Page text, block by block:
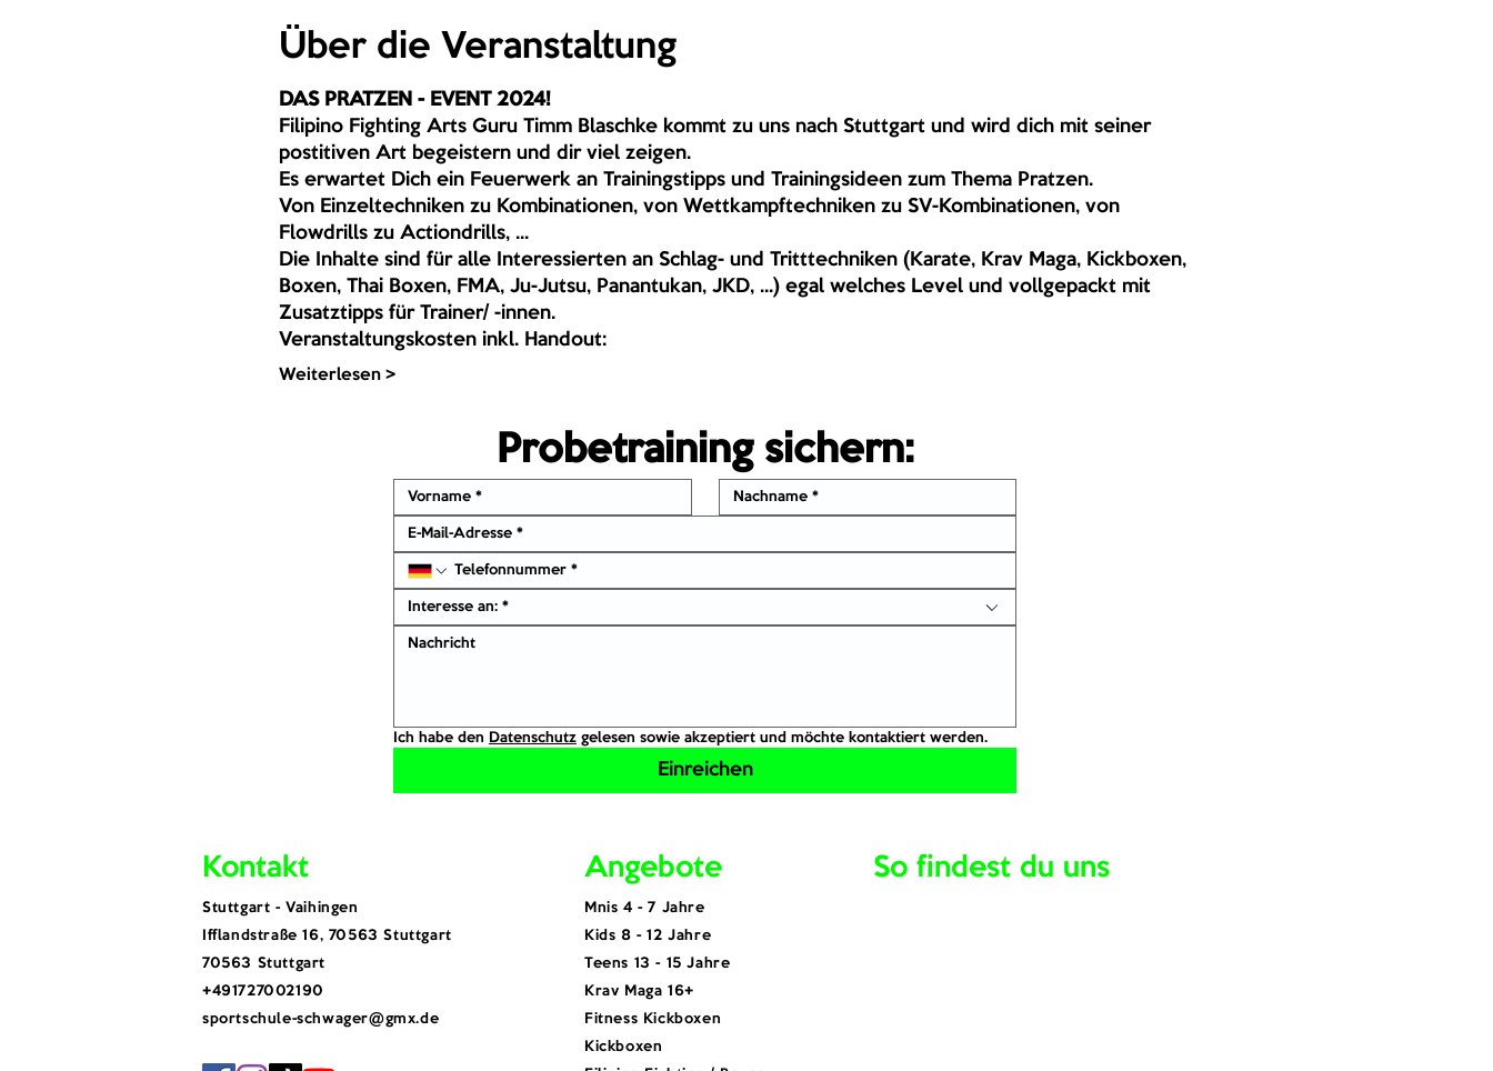
Über die Veranstaltung
DAS PRATZEN - EVENT 2024!
Filipino Fighting Arts Guru Timm Blaschke kommt zu uns nach Stuttgart und wird dich mit seiner
postitiven Art begeistern und dir viel zeigen.
Es erwartet Dich ein Feuerwerk an Trainingstipps und Trainingsideen zum Thema Pratzen.
Von Einzeltechniken zu Kombinationen, von Wettkampftechniken zu SV-Kombinationen, von
Flowdrills zu Actiondrills, ...
Die Inhalte sind für alle Interessierten an Schlag- und Tritttechniken (Karate, Krav Maga, Kickboxen,
Boxen, Thai Boxen, FMA, Ju-Jutsu, Panantukan, JKD, ...) egal welches Level und vollgepackt mit
Zusatztipps für Trainer/ -innen.
Veranstaltungskosten inkl. Handout:
Weiterlesen >
Probetraining sichern:
Interesse an: *
Ich habe den Datenschutz gelesen sowie akzeptiert und möchte kontaktiert werden.
Einreichen
Kontakt Angebote So findest du uns
​Stuttgart - Vaihingen
Ifflandstraße 16, 70563 Stuttgart
70563 Stuttgart
​+491727002190
sportschule-schwager@gmx.de
Mnis 4 - 7 Jahre
Kids 8 - 12 Jahre
Teens 13 - 15 Jahre
Krav Maga 16+
Fitness Kickboxen
Kickboxen